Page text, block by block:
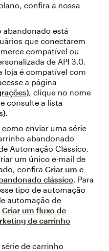
confira a nossa
abandonado está
que conectarem
compatível ou
de API 3.0.
loja é compatível com
a página
, clique no nome
consulte a lista
enviar uma série
abandonado
Automação Clássico.
um único e-mail de
confira Criar um e-
clássico. Para
tipo de automação
automação de
Criar um fluxo de
de carrinho
de carrinho